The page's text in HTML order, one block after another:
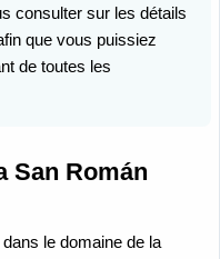
consulter sur les détails
que vous puissiez
de toutes les
San Román
le domaine de la